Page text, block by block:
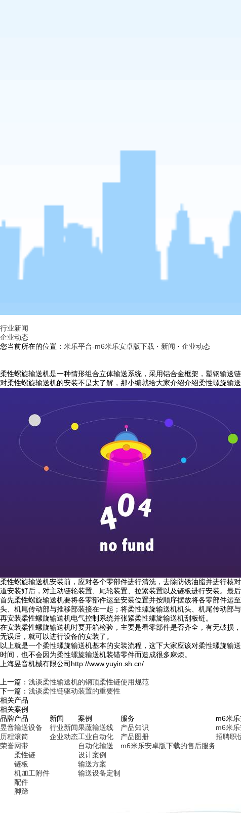
行业新闻
企业动态
您当前所在的位置： 米乐平台-m6米乐安卓版下载 · 新闻 · 企业动态
柔性螺旋输送机是一种情形组合立体输送系统，采用铝合金框架，塑钢输送
对柔性螺旋输送机的安装不是太了解，那小编就给大家介绍介绍柔性螺旋输送
柔性螺旋输送机安装前，应对各个零部件进行清洗，去除防锈油脂并进行核
道安装好后，对主动链轮装置、尾轮装置、拉紧装置以及链板进行安装。最
首先柔性螺旋输送机要将各零部件运至安装位置并按顺序摆放将各零部件运
头、机尾传动部与推移部装接在一起；将柔性螺旋输送机机头、机尾传动部
再安装柔性螺旋输送机电气控制系统并张紧柔性螺旋输送机刮板链。
在安装柔性螺旋输送机时要开箱检验，主要是看零部件是否齐全，有无破损
无误后，就可以进行设备的安装了。
以上就是一个柔性螺旋输送机基本的安装流程，这下大家应该对柔性螺旋输
时间，也不会因为柔性螺旋输送机装错零件而造成很多麻烦。
上海昱音机械有限公司http://www.yuyin.sh.cn/
上一篇： 浅谈柔性输送机的钢顶柔性链使用规范
下一篇： 浅谈柔性链驱动装置的重要性
相关产品
相关案例
品牌
昱音
历程
荣誉
产品
输送设备
滚筒
网带
柔性链
链板
机加工附件
配件
脚蹄
新闻
行业新闻
企业动态
案例
果蔬输送线
工业自动化
自动化输送
设计案例
输送方案
输送设备定制
服务
产品知识
产品图册
m6米乐安卓版下载的售后服务
m6米
m6米
招聘职